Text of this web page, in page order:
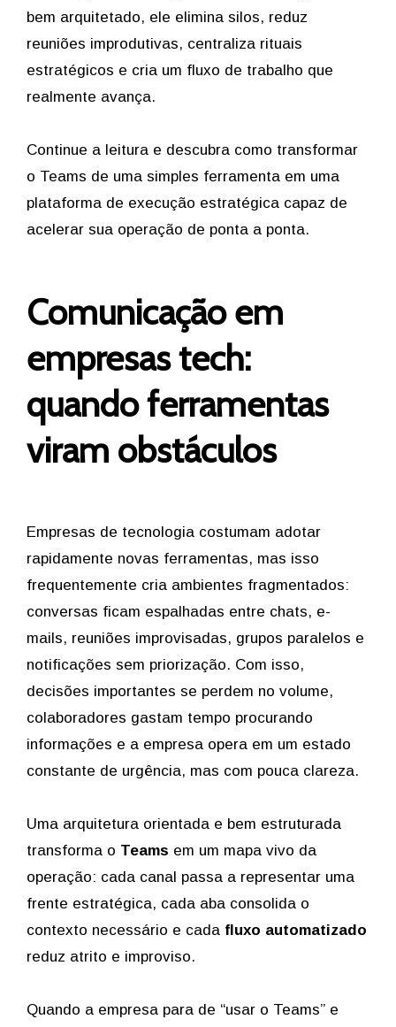
bem arquitetado, ele elimina silos, reduz
reuniões improdutivas, centraliza rituais
estratégicos e cria um fluxo de trabalho que
realmente avança.
Continue a leitura e descubra como transformar
o Teams de uma simples ferramenta em uma
plataforma de execução estratégica capaz de
acelerar sua operação de ponta a ponta.
Comunicação em
empresas tech:
quando ferramentas
viram obstáculos
Empresas de tecnologia costumam adotar
rapidamente novas ferramentas, mas isso
frequentemente cria ambientes fragmentados:
conversas ficam espalhadas entre chats, e-
mails, reuniões improvisadas, grupos paralelos e
notificações sem priorização. Com isso,
decisões importantes se perdem no volume,
colaboradores gastam tempo procurando
informações e a empresa opera em um estado
constante de urgência, mas com pouca clareza.
Uma arquitetura orientada e bem estruturada
transforma o Teams em um mapa vivo da
operação: cada canal passa a representar uma
frente estratégica, cada aba consolida o
contexto necessário e cada fluxo automatizado
reduz atrito e improviso.
Quando a empresa para de “usar o Teams” e